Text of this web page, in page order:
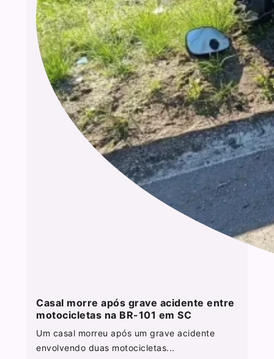
Casal morre após grave acidente entre
motocicletas na BR-101 em SC
Um casal morreu após um grave acidente
envolvendo duas motocicletas...